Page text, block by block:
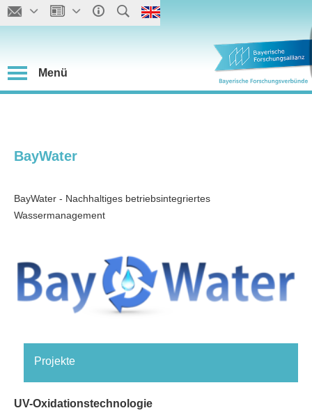
Menü
BayWater
BayWater - Nachhaltiges betriebsintegriertes
Wassermanagement
Projekte
UV-Oxidationstechnologie